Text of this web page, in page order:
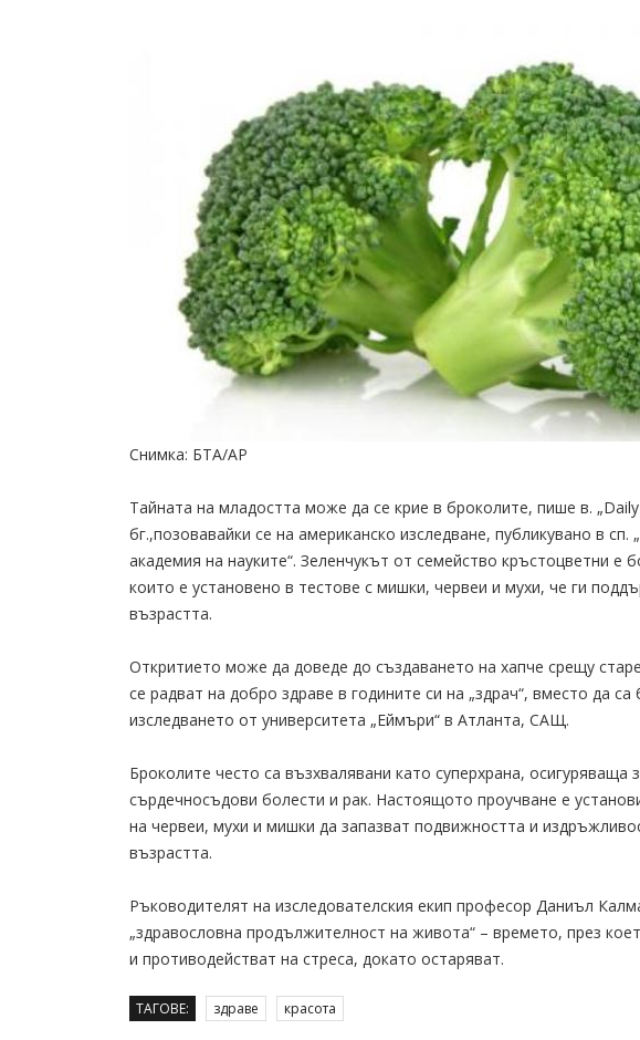
Снимка: БТА/АР
Тайната на младостта може да се крие в броколите, пише в.
бг.,позовавайки се на американско изследване, публикувано в
академия на науките“. Зеленчукът от семейство кръстоцветни е
които е установено в тестове с мишки, червеи и мухи, че ги
възрастта.
Откритието може да доведе до създаването на хапче срещу
се радват на добро здраве в годините си на „здрач“, вместо да
изследването от университета „Еймъри“ в Атланта, САЩ.
Броколите често са възхвалявани като суперхрана,
сърдечносъдови болести и рак. Настоящото проучване е
на червеи, мухи и мишки да запазват подвижността и
възрастта.
Ръководителят на изследователския екип професор Даниъл
„здравословна продължителност на живота“ – времето, през
и противодействат на стреса, докато остаряват.
ТАГОВЕ: здраве красота